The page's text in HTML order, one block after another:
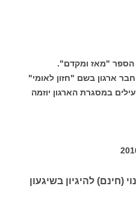
"מאז ומקדם".
ארגון בשם "חזון לאומי"
במסגרת הארגון יוזמה
(חינם) להיגיון בשיגעון